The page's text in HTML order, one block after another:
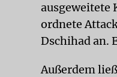
ausgeweitete
ordnete
Dschihad an.
Außerdem